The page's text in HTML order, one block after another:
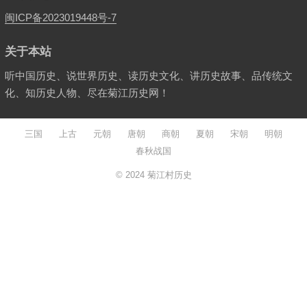
闽ICP备2023019448号-7
关于本站
听中国历史、说世界历史、读历史文化、讲历史故事、品传统文
化、知历史人物、尽在菊江历史网！
三国 上古 元朝 唐朝 商朝 夏朝 宋朝
明朝
春秋战国
© 2024 菊江村历史